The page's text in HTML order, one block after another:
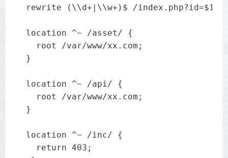
  rewrite (\\d+|\\w+)$ /index.php?id=$1;
  location ^~ /asset/ {
    root /var/www/xx.com;
  }
  location ^~ /api/ {
    root /var/www/xx.com;
  }
  location ^~ /inc/ {
    return 403;